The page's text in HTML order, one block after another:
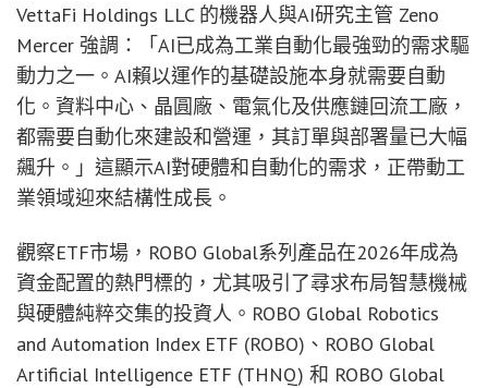
VettaFi Holdings LLC 的機器人與AI研究主管 Zeno
Mercer 強調：「AI已成為工業自動化最強勁的需求驅
動力之一。AI賴以運作的基礎設施本身就需要自動
化。資料中心、晶圓廠、電氣化及供應鏈回流工廠，
都需要自動化來建設和營運，其訂單與部署量已大幅
飆升。」這顯示AI對硬體和自動化的需求，正帶動工
業領域迎來結構性成長。
觀察ETF市場，ROBO Global系列產品在2026年成為
資金配置的熱門標的，尤其吸引了尋求布局智慧機械
與硬體純粹交集的投資人。ROBO Global Robotics
and Automation Index ETF (ROBO)、ROBO Global
Artificial Intelligence ETF (THNQ) 和 ROBO Global